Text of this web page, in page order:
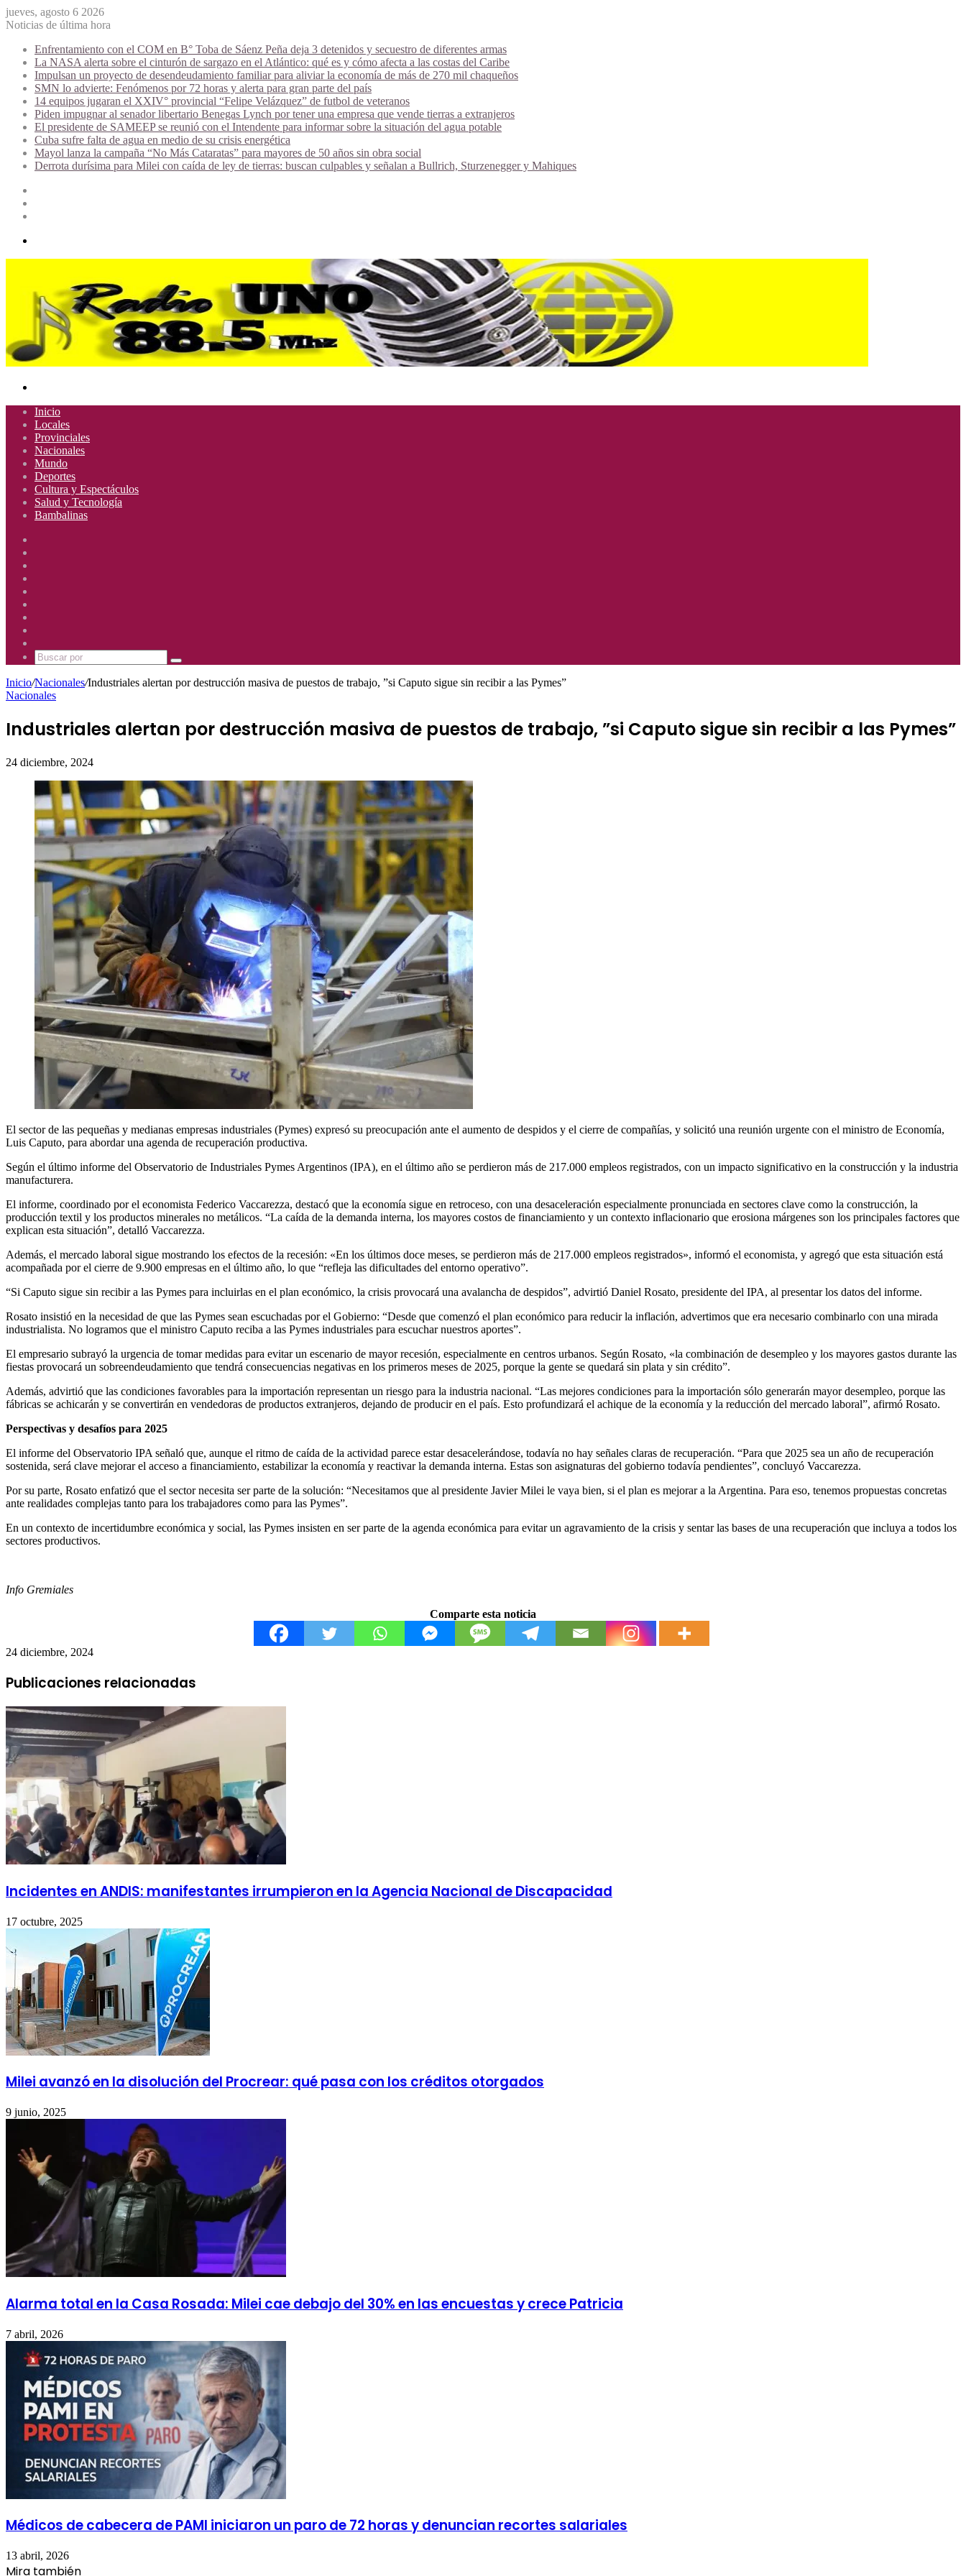
jueves, agosto 6 2026
Noticias de última hora
Enfrentamiento con el COM en B° Toba de Sáenz Peña deja 3 detenidos y secuestro de diferentes armas
La NASA alerta sobre el cinturón de sargazo en el Atlántico: qué es y cómo afecta a las costas del Caribe
Impulsan un proyecto de desendeudamiento familiar para aliviar la economía de más de 270 mil chaqueños
SMN lo advierte: Fenómenos por 72 horas y alerta para gran parte del país
14 equipos jugaran el XXIV° provincial “Felipe Velázquez” de futbol de veteranos
Piden impugnar al senador libertario Benegas Lynch por tener una empresa que vende tierras a extranjeros
El presidente de SAMEEP se reunió con el Intendente para informar sobre la situación del agua potable
Cuba sufre falta de agua en medio de su crisis energética
Mayol lanza la campaña “No Más Cataratas” para mayores de 50 años sin obra social
Derrota durísima para Milei con caída de ley de tierras: buscan culpables y señalan a Bullrich, Sturzenegger y Mahiques
Inicio
Locales
Provinciales
Nacionales
Mundo
Deportes
Cultura y Espectáculos
Salud y Tecnología
Bambalinas
Mhz
885
Mhz
Uno
885
Mhz
Buscar
Inicio/Nacionales/Industriales alertan por destrucción masiva de puestos de trabajo, ”si Caputo sigue sin recibir a las Pymes”
Nacionales
Industriales alertan por destrucción masiva de puestos de trabajo, ”si Caputo sigue sin recibir a las Pymes”
24 diciembre, 2024
El sector de las pequeñas y medianas empresas industriales (Pymes) expresó su preocupación ante el aumento de despidos y el cierre de compañías, y solicitó una reunión urgente con el ministro de Economía,
Luis Caputo, para abordar una agenda de recuperación productiva.
Según el último informe del Observatorio de Industriales Pymes Argentinos (IPA), en el último año se perdieron más de 217.000 empleos registrados, con un impacto significativo en la construcción y la industria
manufacturera.
El informe, coordinado por el economista Federico Vaccarezza, destacó que la economía sigue en retroceso, con una desaceleración especialmente pronunciada en sectores clave como la construcción, la
producción textil y los productos minerales no metálicos. “La caída de la demanda interna, los mayores costos de financiamiento y un contexto inflacionario que erosiona márgenes son los principales factores que
explican esta situación”, detalló Vaccarezza.
Además, el mercado laboral sigue mostrando los efectos de la recesión: «En los últimos doce meses, se perdieron más de 217.000 empleos registrados», informó el economista, y agregó que esta situación está
acompañada por el cierre de 9.900 empresas en el último año, lo que “refleja las dificultades del entorno operativo”.
“Si Caputo sigue sin recibir a las Pymes para incluirlas en el plan económico, la crisis provocará una avalancha de despidos”, advirtió Daniel Rosato, presidente del IPA, al presentar los datos del informe.
Rosato insistió en la necesidad de que las Pymes sean escuchadas por el Gobierno: “Desde que comenzó el plan económico para reducir la inflación, advertimos que era necesario combinarlo con una mirada
industrialista. No logramos que el ministro Caputo reciba a las Pymes industriales para escuchar nuestros aportes”.
El empresario subrayó la urgencia de tomar medidas para evitar un escenario de mayor recesión, especialmente en centros urbanos. Según Rosato, «la combinación de desempleo y los mayores gastos durante las
fiestas provocará un sobreendeudamiento que tendrá consecuencias negativas en los primeros meses de 2025, porque la gente se quedará sin plata y sin crédito”.
Además, advirtió que las condiciones favorables para la importación representan un riesgo para la industria nacional. “Las mejores condiciones para la importación sólo generarán mayor desempleo, porque las
fábricas se achicarán y se convertirán en vendedoras de productos extranjeros, dejando de producir en el país. Esto profundizará el achique de la economía y la reducción del mercado laboral”, afirmó Rosato.
Perspectivas y desafíos para 2025
El informe del Observatorio IPA señaló que, aunque el ritmo de caída de la actividad parece estar desacelerándose, todavía no hay señales claras de recuperación. “Para que 2025 sea un año de recuperación
sostenida, será clave mejorar el acceso a financiamiento, estabilizar la economía y reactivar la demanda interna. Estas son asignaturas del gobierno todavía pendientes”, concluyó Vaccarezza.
Por su parte, Rosato enfatizó que el sector necesita ser parte de la solución: “Necesitamos que al presidente Javier Milei le vaya bien, si el plan es mejorar a la Argentina. Para eso, tenemos propuestas concretas
ante realidades complejas tanto para los trabajadores como para las Pymes”.
En un contexto de incertidumbre económica y social, las Pymes insisten en ser parte de la agenda económica para evitar un agravamiento de la crisis y sentar las bases de una recuperación que incluya a todos los
sectores productivos.
Info Gremiales
Comparte esta noticia
24 diciembre, 2024
Publicaciones relacionadas
Incidentes en ANDIS: manifestantes irrumpieron en la Agencia Nacional de Discapacidad
17 octubre, 2025
Milei avanzó en la disolución del Procrear: qué pasa con los créditos otorgados
9 junio, 2025
Alarma total en la Casa Rosada: Milei cae debajo del 30% en las encuestas y crece Patricia
7 abril, 2026
Médicos de cabecera de PAMI iniciaron un paro de 72 horas y denuncian recortes salariales
13 abril, 2026
Mira también